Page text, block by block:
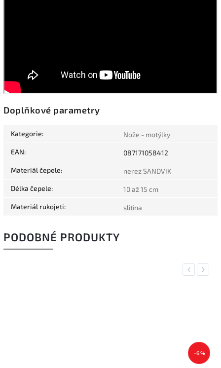
Doplňkové parametry
Kategorie: Nože - motýlky
EAN: 087171058412
Materiál čepele: nerez SANDVIK
Délka čepele: 10 až 15 cm
Materiál rukojeti: slitina
PODOBNÉ PRODUKTY
Previous
Next